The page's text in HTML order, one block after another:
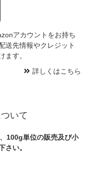
アカウントをお持ち
送先情報やクレジット
ます。
詳しくはこちら
いて
100g単位の販売及び小
さい。